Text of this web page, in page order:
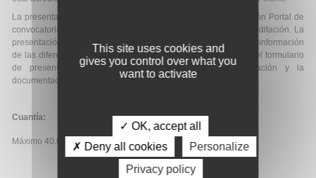
La presentación de proyectos se realiza a través de la aplicación Portal de
convocatorias con el usuario y contraseña obtenidos en la acreditación. La
presentación se efectúa cumplimentando todos los campos de información
de las diferentes pestañas de la aplicación web y adjuntando el formulario
de presentación de proyecto que proporciona la aplicación y la
documentación complementaria.
Cuantía:
Máximo 40.000 ó 60.000€*.
This site uses cookies and
gives you control over what you
want to activate
✓ OK, accept all
✗ Deny all cookies
Personalize
Privacy policy